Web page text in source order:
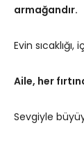
armağandır.
Evin
Aile, her
Sevgiyle